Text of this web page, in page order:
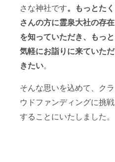
さな神社です。もっとたく
さんの方に霊泉大社の存在
を知っていただき、もっと
気軽にお詣りに来ていただ
きたい。
そんな思いを込めて、クラ
ウドファンディングに挑戦
することにいたしました。